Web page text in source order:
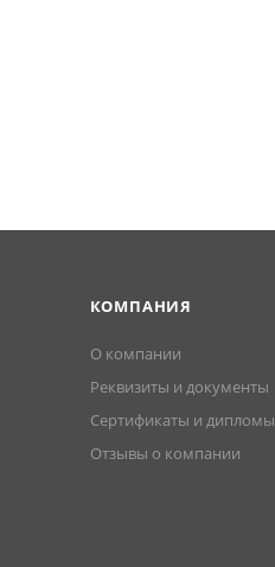
КОМПАНИЯ
О компании
Реквизиты и документы
Сертификаты и дипломы
Отзывы о компании